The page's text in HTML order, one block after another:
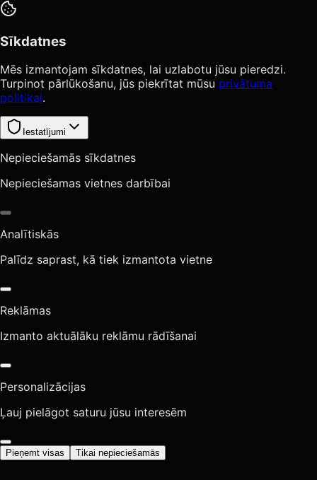
Sīkdatnes
Mēs izmantojam sīkdatnes, lai uzlabotu jūsu pieredzi.
Turpinot pārlūkošanu, jūs piekrītat mūsu privātuma
politikai.
Iestatījumi
Nepieciešamās sīkdatnes
Nepieciešamas vietnes darbībai
Analītiskās
Palīdz saprast, kā tiek izmantota vietne
Reklāmas
Izmanto aktuālāku reklāmu rādīšanai
Personalizācijas
Ļauj pielāgot saturu jūsu interesēm
Pieņemt visas Tikai nepieciešamās